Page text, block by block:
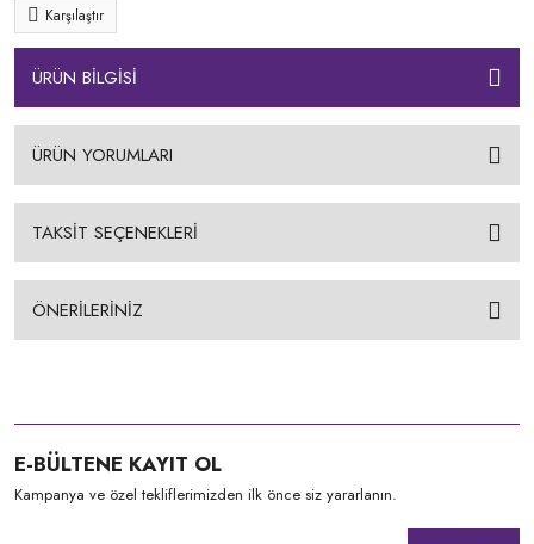
Karşılaştır
ÜRÜN BİLGİSİ
ÜRÜN YORUMLARI
TAKSİT SEÇENEKLERİ
ÖNERİLERİNİZ
E-BÜLTENE KAYIT OL
Kampanya ve özel tekliflerimizden ilk önce siz yararlanın.